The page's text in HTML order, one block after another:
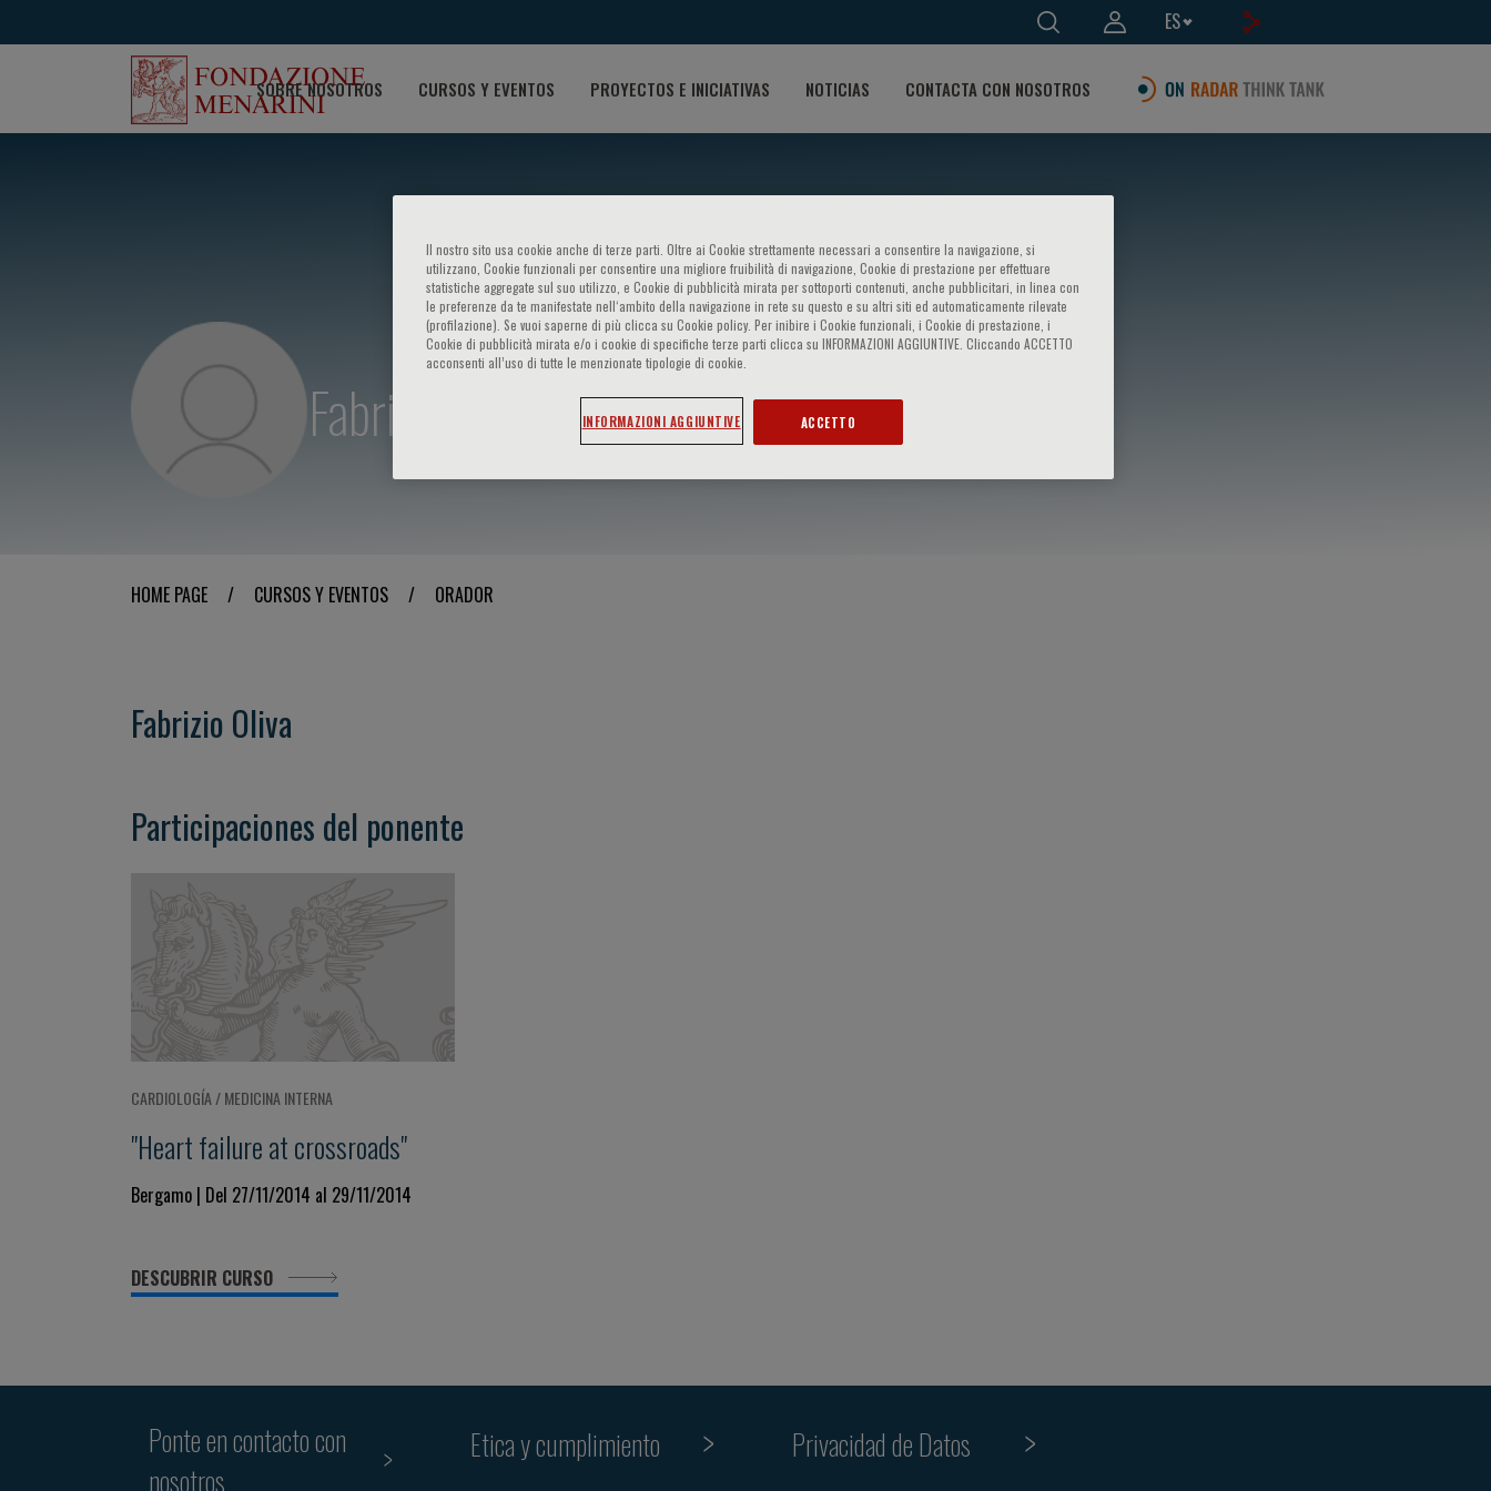
ES
SOBRE NOSOTROS CURSOS Y EVENTOS PROYECTOS E INICIATIVAS NOTICIAS CONTACTA CON NOSOTROS
Fabrizio Oliva
HOME PAGE / CURSOS Y EVENTOS / ORADOR
Fabrizio Oliva
Participaciones del ponente
CARDIOLOGÍA / MEDICINA INTERNA
"Heart failure at crossroads"
Bergamo | Del 27/11/2014 al 29/11/2014
DESCUBRIR CURSO
Ponte en contacto con
nosotros
Etica y cumplimiento
Privacidad de Datos
Il nostro sito usa cookie anche di terze parti. Oltre ai Cookie strettamente necessari a consentire la navigazione, si
utilizzano, Cookie funzionali per consentire una migliore fruibilità di navigazione, Cookie di prestazione per effettuare
statistiche aggregate sul suo utilizzo, e Cookie di pubblicità mirata per sottoporti contenuti, anche pubblicitari, in linea con
le preferenze da te manifestate nell‘ambito della navigazione in rete su questo e su altri siti ed automaticamente rilevate
(profilazione). Se vuoi saperne di più clicca su Cookie policy. Per inibire i Cookie funzionali, i Cookie di prestazione, i
Cookie di pubblicità mirata e/o i cookie di specifiche terze parti clicca su INFORMAZIONI AGGIUNTIVE. Cliccando ACCETTO
acconsenti all’uso di tutte le menzionate tipologie di cookie.
INFORMAZIONI AGGIUNTIVE ACCETTO